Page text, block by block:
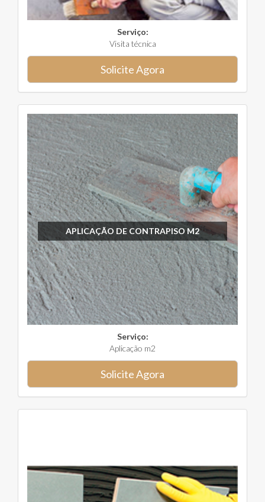
Serviço:
Visita técnica
Solicite Agora
APLICAÇÃO DE CONTRAPISO M2
Serviço:
Aplicação m2
Solicite Agora